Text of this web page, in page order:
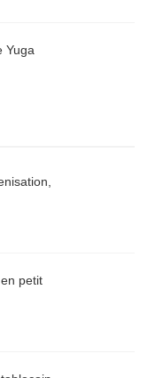
Yuga
petit